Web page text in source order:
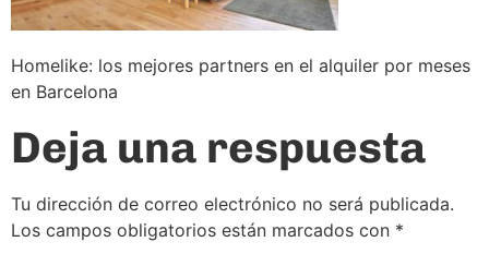
Homelike: los mejores partners en el alquiler por meses
en Barcelona
Deja una respuesta
Tu dirección de correo electrónico no será publicada.
Los campos obligatorios están marcados con *